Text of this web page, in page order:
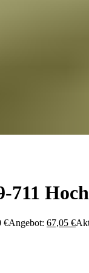
711
€Angebot: 67,05 €